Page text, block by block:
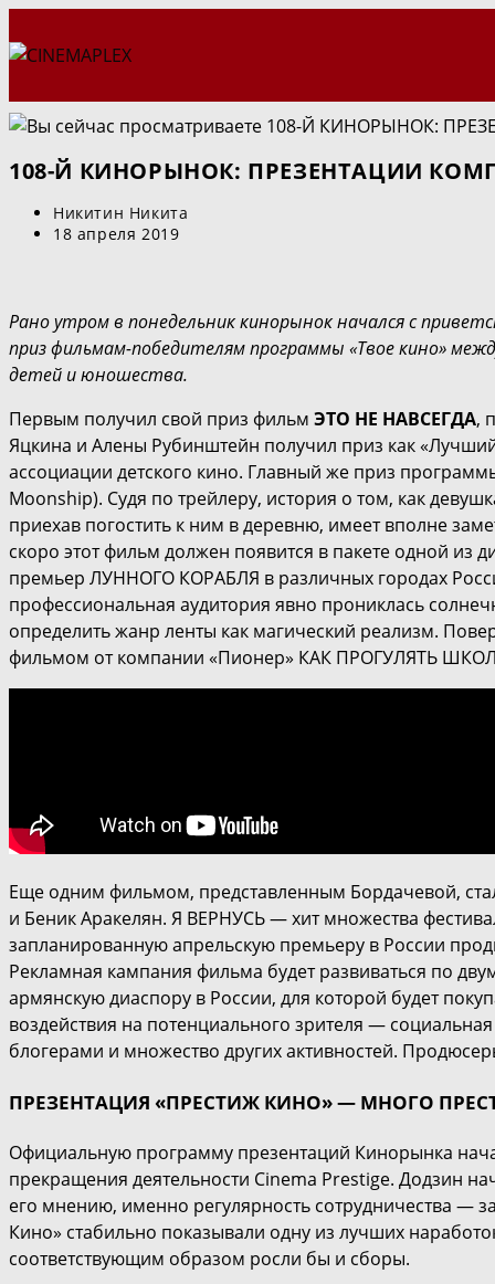
к
108-Й КИНОРЫНОК: ПРЕЗЕНТАЦИИ
Автор
записи:
Никитин Никита
Запись
18 апреля 2019
Рано утром в понедельник кинорынок начался с
приз фильмам-победителям программы «Твое кино»
детей и юношества.
Первым получил свой приз фильм ЭТО НЕ НАВСЕГДА,
Яцкина и Алены Рубинштейн получил приз как
ассоциации детского кино. Главный же приз
Moonship). Судя по трейлеру, история о том, как
приехав погостить к ним в деревню, имеет вполне
скоро этот фильм должен появится в пакете одной из
премьер ЛУННОГО КОРАБЛЯ в различных городах
профессиональная аудитория явно прониклась
определить жанр ленты как магический реализм.
фильмом от компании «Пионер» КАК ПРОГУЛЯТЬ
Еще одним фильмом, представленным Бордачевой,
и Беник Аракелян. Я ВЕРНУСЬ — хит множества
запланированную апрельскую премьеру в России
Рекламная кампания фильма будет развиваться по
армянскую диаспору в России, для которой будет
воздействия на потенциального зрителя —
блогерами и множество других активностей.
ПРЕЗЕНТАЦИЯ «ПРЕСТИЖ КИНО» — МНОГО
Официальную программу презентаций Кинорынка
прекращения деятельности Cinema Prestige. Додзин
его мнению, именно регулярность сотрудничества —
Кино» стабильно показывали одну из лучших
соответствующим образом росли бы и сборы.